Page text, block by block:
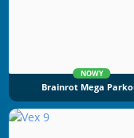
NOWY
Brainrot Mega